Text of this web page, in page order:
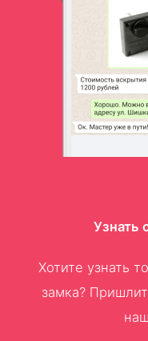
Узнать
Хотите узнать
замка?